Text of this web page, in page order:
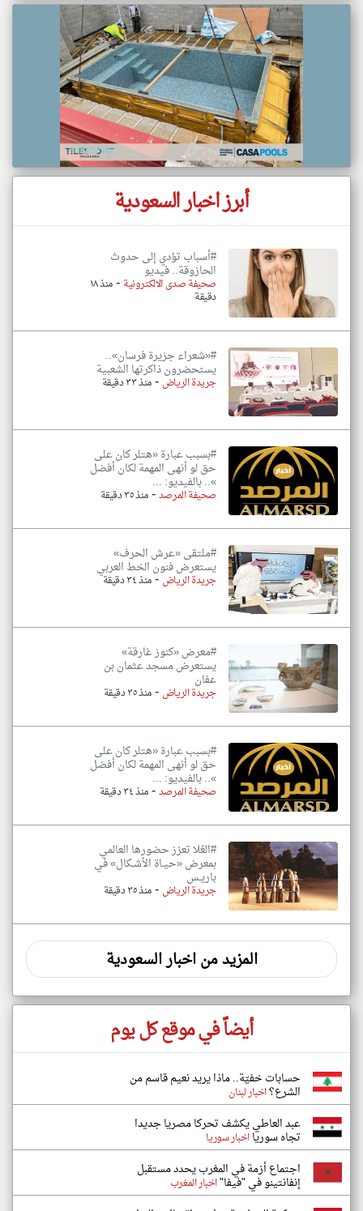
أبرز اخبار السعودية
#أسباب تؤدي إلى حدوث
الحازوقة.. فيديو
صحيفة صدى الالكترونية - منذ ١٨
دقيقة
#«شعراء جزيرة فرسان»..
يستحضرون ذاكرتها الشعبية
جريدة الرياض -منذ ٣٣ دقيقة
#بسبب عبارة «هتلر كان على
حق لو أنهى المهمة لكان أفضل
».. بالفيديو: ...
صحيفة المرصد-منذ ٣٥ دقيقة
#ملتقى «عرش الحرف»
يستعرض فنون الخط العربي
جريدة الرياض-منذ ٣٤ دقيقة
#معرض «كنوز غارقة»
يستعرض مسجد عثمان بن
عفان
جريدة الرياض -منذ ٣٥ دقيقة
#بسبب عبارة «هتلر كان على
حق لو أنهى المهمة لكان أفضل
».. بالفيديو: ...
صحيفة المرصد-منذ ٣٤ دقيقة
#العُلا تعزز حضورها العالمي
بمعرض «حيـاة الأشـكال» في
باريـس
جريدة الرياض -منذ ٣٥ دقيقة
المزيد من اخبار السعودية
أيضاً في موقع كل يوم
حسابات خفيّة.. ماذا يريد نعيم قاسم من
الشرع؟اخبار لبنان
عبد العاطي يكشف تحركا مصريا جديدا
تجاه سوريااخبار سوريا
اجتماع أزمة في المغرب يحدد مستقبل
إنفانتينو في "فيفا"اخبار المغرب